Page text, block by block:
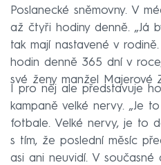
Poslanecké sněmovny. V
až čtyři hodiny denně. „Já
tak mají nastavené v
hodin denně 365 dní v
své ženy manžel Majerové
I pro něj ale představuje
kampaně velké nervy. „Je
fotbale. Velké nervy, je to
s tím, že poslední měsíc
asi ani neuvidí. V